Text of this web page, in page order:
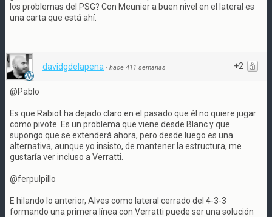
los problemas del PSG? Con Meunier a buen nivel en el lateral es
una carta que está ahí.
+2
davidgdelapena · hace 411 semanas
@Pablo
Es que Rabiot ha dejado claro en el pasado que él no quiere jugar
como pivote. Es un problema que viene desde Blanc y que
supongo que se extenderá ahora, pero desde luego es una
alternativa, aunque yo insisto, de mantener la estructura, me
gustaría ver incluso a Verratti.
@ferpulpillo
E hilando lo anterior, Alves como lateral cerrado del 4-3-3
formando una primera línea con Verratti puede ser una solución